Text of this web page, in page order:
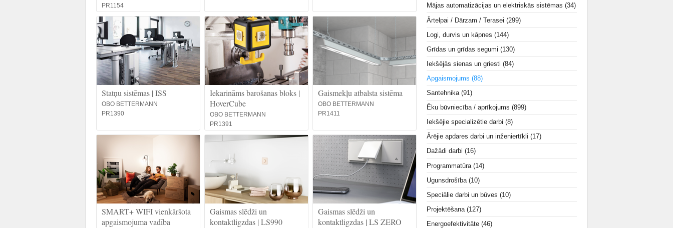
PR1154
Statņu sistēmas | ISS
OBO BETTERMANN
PR1390
Iekarināms barošanas bloks |
HoverCube
OBO BETTERMANN
PR1391
Gaismekļu atbalsta sistēma
OBO BETTERMANN
PR1411
SMART+ WIFI vienkāršota
apgaismojuma vadība
Gaismas slēdži un
kontaktligzdas | LS990
Gaismas slēdži un
kontaktligzdas | LS ZERO
Mājas automatizācijas un elektriskās sistēmas (34)
Ārtelpai / Dārzam / Terasei (299)
Logi, durvis un kāpnes (144)
Grīdas un grīdas segumi (130)
Iekšējās sienas un griesti (84)
Apgaismojums (88)
Santehnika (91)
Ēku būvniecība / aprīkojums (899)
Iekšējie specializētie darbi (8)
Ārējie apdares darbi un inženiertīkli (17)
Dažādi darbi (16)
Programmatūra (14)
Ugunsdrošība (10)
Speciālie darbi un būves (10)
Projektēšana (127)
Energoefektivitāte (46)